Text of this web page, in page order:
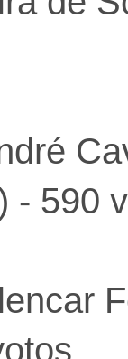
- 590